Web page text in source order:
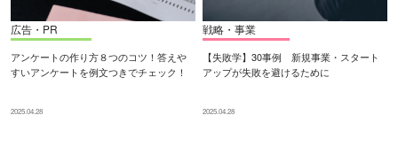
広告・PR
アンケートの作り方８つのコツ！答えや
すいアンケートを例文つきでチェック！
2025.04.28
戦略・事業
【失敗学】30事例 新規事業・スタート
アップが失敗を避けるために
2025.04.28